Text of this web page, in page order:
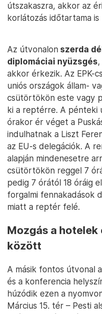
útszakaszra, akkor az
korlátozás időtartama is
Az útvonalon szerda
diplomáciai nyüzsgés
akkor érkezik. Az EPK-
uniós országok állam-
csütörtökön este vagy
ki a reptérre. A pénteki
órakor ér véget a
indulhatnak a Liszt
az EU-s delegációk. A
alapján mindenesetre
csütörtökön reggel 7
pedig 7 órától 18 óráig
forgalmi fennakadások
miatt a reptér felé.
Mozgás a hotelek
között
A másik fontos útvonal
és a konferencia
húzódik ezen a
Március 15. tér – Pesti